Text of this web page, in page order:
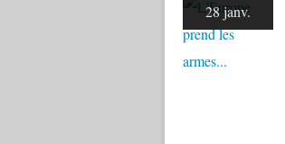
28 janv.